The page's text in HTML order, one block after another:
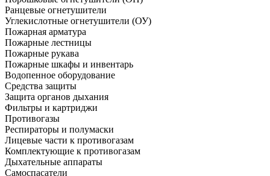
Ранцевые огнетушители
Углекислотные огнетушители (ОУ)
Пожарная арматура
Пожарные лестницы
Пожарные рукава
Пожарные шкафы и инвентарь
Водопенное оборудование
Средства защиты
Защита органов дыхания
Фильтры и картриджи
Противогазы
Респираторы и полумаски
Лицевые части к противогазам
Комплектующие к противогазам
Дыхательные аппараты
Самоспасатели